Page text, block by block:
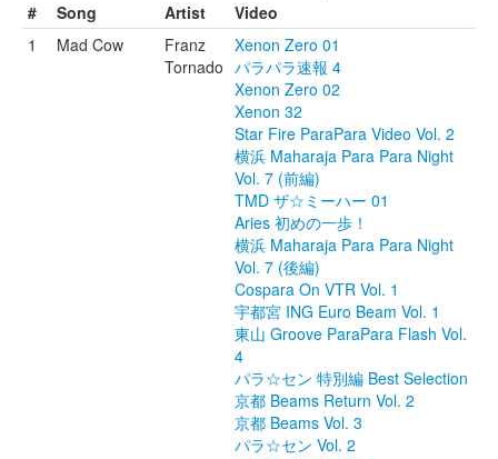
CD Database
#
Song Artist
Video
1
Mad Cow
Franz
Tornado
Xenon Zero 01
パラパラ速報 4
Xenon Zero 02
Xenon 32
Star Fire ParaPara Video Vol. 2
横浜 Maharaja Para Para Night
Vol. 7 (前編)
TMD ザ☆ミーハー 01
Aries 初めの一歩！
横浜 Maharaja Para Para Night
Vol. 7 (後編)
Cospara On VTR Vol. 1
宇都宮 ING Euro Beam Vol. 1
東山 Groove ParaPara Flash Vol.
4
パラ☆セン 特別編 Best Selection
京都 Beams Return Vol. 2
京都 Beams Vol. 3
パラ☆セン Vol. 2